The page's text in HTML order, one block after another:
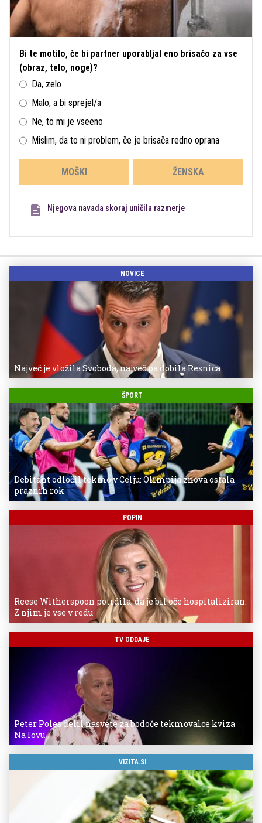
Bi te motilo, če bi partner uporabljal eno brisačo za vse
(obraz, telo, noge)?
Da, zelo
Malo, a bi sprejel/a
Ne, to mi je vseeno
Mislim, da to ni problem, če je brisača redno oprana
MOŠKI ŽENSKA
Njegova navada skoraj uničila razmerje
NOVICE
Največ je vložila Svoboda, največ pa dobila Resnica
ŠPORT
Debitant odločil tekmo v Celju: Olimpija znova ostala
praznih rok
POPIN
Reese Witherspoon potrdila, da je bil oče hospitaliziran:
Z njim je vse v redu
TV ODDAJE
Peter Poles delil nasvete za bodoče tekmovalce kviza
Na lovu
VIZITA.SI